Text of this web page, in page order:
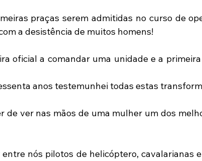
praças serem admitidas no curso de
a desistência de muitos homens!
oficial a comandar uma unidade e a
anos testemunhei todas estas
de ver nas mãos de uma mulher um dos
nós pilotos de helicóptero, cavalarianas